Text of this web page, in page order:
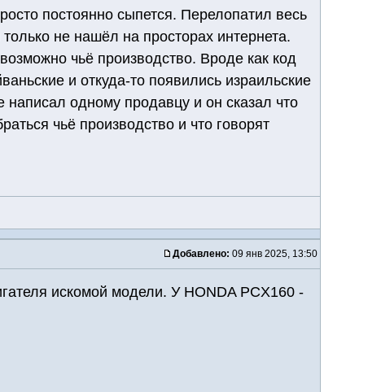
постоянно сыпется. Перелопатил весь
не нашёл на просторах интернета.
чьё производство. Вроде как код
и откуда-то появились израильские
одному продавцу и он сказал что
чьё производство и что говорят
Добавлено: 09 янв 2025, 13:50
искомой модели. У HONDA PCX160 -